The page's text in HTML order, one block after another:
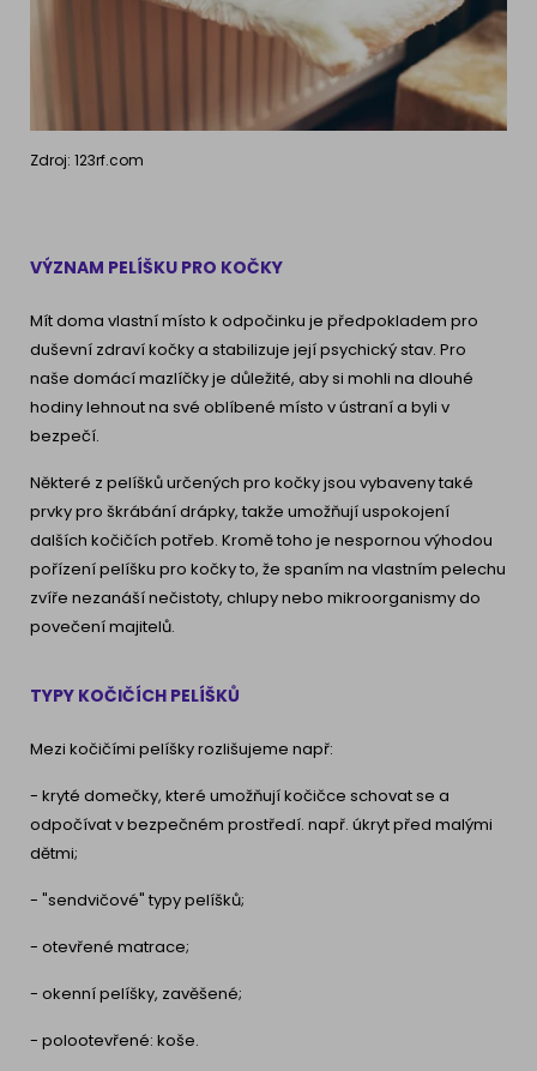
Zdroj: 123rf.com
VÝZNAM PELÍŠKU PRO KOČKY
Mít doma vlastní místo k odpočinku je předpokladem pro
duševní zdraví kočky a stabilizuje její psychický stav. Pro
naše domácí mazlíčky je důležité, aby si mohli na dlouhé
hodiny lehnout na své oblíbené místo v ústraní a byli v
bezpečí.
Některé z pelíšků určených pro kočky jsou vybaveny také
prvky pro škrábání drápky, takže umožňují uspokojení
dalších kočičích potřeb. Kromě toho je nespornou výhodou
pořízení pelíšku pro kočky to, že spaním na vlastním pelechu
zvíře nezanáší nečistoty, chlupy nebo mikroorganismy do
povečení majitelů.
TYPY KOČIČÍCH PELÍŠKŮ
Mezi kočičími pelíšky rozlišujeme např:
- kryté domečky, které umožňují kočičce schovat se a
odpočívat v bezpečném prostředí. např. úkryt před malými
dětmi;
- "sendvičové" typy pelíšků;
- otevřené matrace;
- okenní pelíšky, zavěšené;
- polootevřené: koše.